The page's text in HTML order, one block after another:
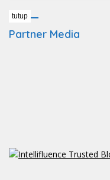
Partner Media
tutup